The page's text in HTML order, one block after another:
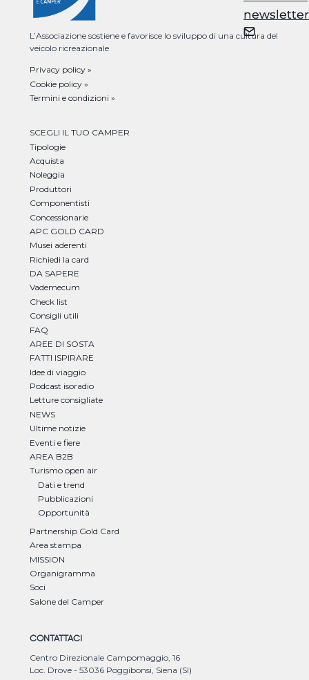
newsletter
L’Associazione sostiene e favorisce lo sviluppo di una cultura del
veicolo ricreazionale
Privacy policy »
Cookie policy »
Termini e condizioni »
SCEGLI IL TUO CAMPER
Tipologie
Acquista
Noleggia
Produttori
Componentisti
Concessionarie
APC GOLD CARD
Musei aderenti
Richiedi la card
DA SAPERE
Vademecum
Check list
Consigli utili
FAQ
AREE DI SOSTA
FATTI ISPIRARE
Idee di viaggio
Podcast isoradio
Letture consigliate
NEWS
Ultime notizie
Eventi e fiere
AREA B2B
Turismo open air
Dati e trend
Pubblicazioni
Opportunità
Partnership Gold Card
Area stampa
MISSION
Organigramma
Soci
Salone del Camper
CONTATTACI
Centro Direzionale Campomaggio, 16
Loc. Drove - 53036 Poggibonsi, Siena (SI)
newsletter